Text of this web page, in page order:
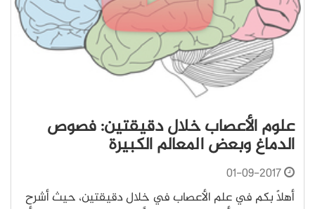
علوم الأعصاب خلال دقيقتين: فصوص
الدماغ وبعض المعالم الكبيرة
01-09-2017
أهلًا بكم في علم الأعصاب في خلال دقيقتين، حيث أشرح